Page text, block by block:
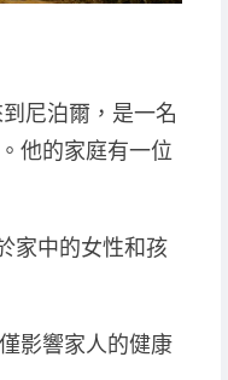
尼泊爾，是一名
他的家庭有一位
家中的女性和孩
影響家人的健康